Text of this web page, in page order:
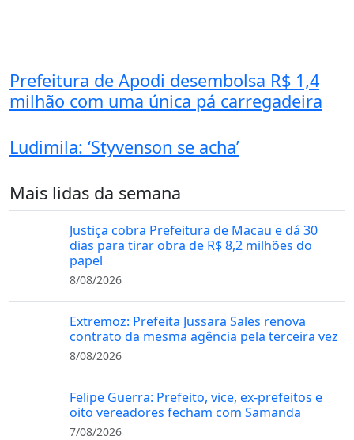
Prefeitura de Apodi desembolsa R$ 1,4
milhão com uma única pá carregadeira
Ludimila: ‘Styvenson se acha’
Mais lidas da semana
Justiça cobra Prefeitura de Macau e dá 30
dias para tirar obra de R$ 8,2 milhões do
papel
8/08/2026
Extremoz: Prefeita Jussara Sales renova
contrato da mesma agência pela terceira vez
8/08/2026
Felipe Guerra: Prefeito, vice, ex-prefeitos e
oito vereadores fecham com Samanda
7/08/2026